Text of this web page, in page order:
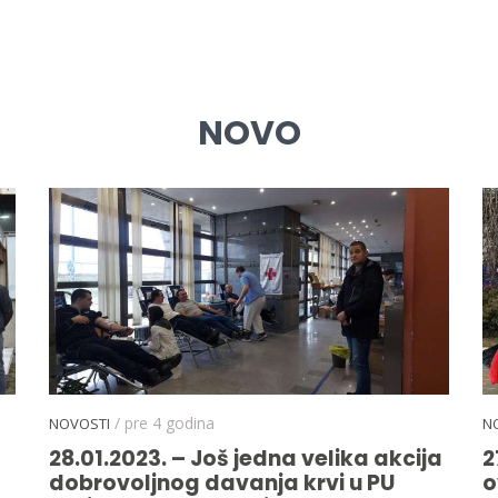
NOVO
NOVOSTI / pre 4 godina
28.01.2023. – Još jedna velika akcija
dobrovoljnog davanja krvi u PU